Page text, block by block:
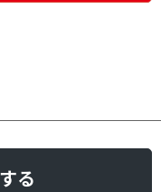
る